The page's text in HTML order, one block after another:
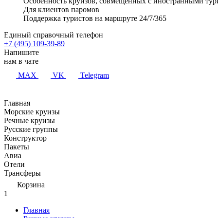
Для клиентов паромов
Поддержка туристов на маршруте 24/7/365
Единый справочный телефон
+7 (495) 109-39-89
Напишите
нам в чате
MAX
VK Telegram
Главная
Морские круизы
Речные круизы
Русские группы
Конструктор
Пакеты
Авиа
Отели
Трансферы
Корзина
1
Главная